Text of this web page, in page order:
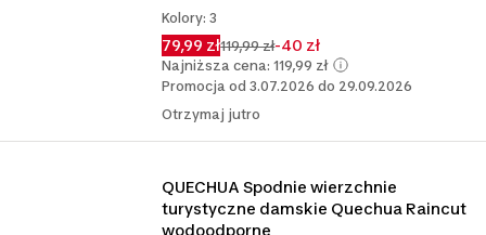
Kolory: 3
79,99 zł119,99 zł-40 zł
Najniższa cena: 119,99 zł
Promocja od 3.07.2026 do 29.09.2026
Otrzymaj jutro
QUECHUA Spodnie wierzchnie
turystyczne damskie Quechua Raincut
wodoodporne